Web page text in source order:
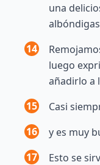
una
albóndigas
14
luego
añadirlo a
15
Casi
16
y es muy
17
Esto se